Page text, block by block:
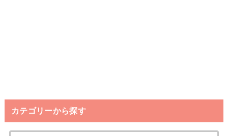
カテゴリーから探す